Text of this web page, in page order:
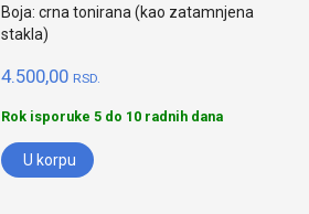
Boja: crna tonirana (kao zatamnjena
stakla)
4.500,00 RSD.
Rok isporuke 5 do 10 radnih dana
U korpu